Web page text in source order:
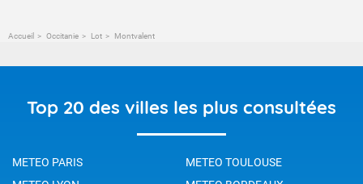
Accueil Occitanie Lot Montvalent
Top 20 des villes les plus consultées
METEO PARIS
METEO TOULOUSE